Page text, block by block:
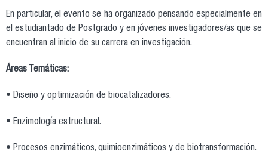
En particular, el evento se ha organizado pensando especialmente en
el estudiantado de Postgrado y en jóvenes investigadores/as que se
encuentran al inicio de su carrera en investigación.
Áreas Temáticas:
• Diseño y optimización de biocatalizadores.
• Enzimología estructural.
• Procesos enzimáticos, quimioenzimáticos y de biotransformación.